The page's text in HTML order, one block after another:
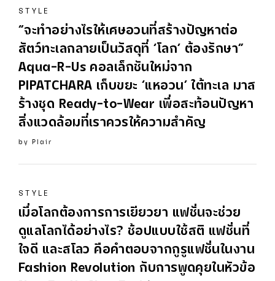
STYLE
“จะทําอย่างไรให้เศษอวนที่สร้างปัญหาต่อ
สัตว์ทะเลกลายเป็นวัสดุที่ ‘โลก’ ต้องรักษา”
Aqua-R-Us คอลเล็กชันใหม่จาก
PIPATCHARA เก็บขยะ ‘แหอวน’ ใต้ทะเล มาส
ร้างชุด Ready-to-Wear เพื่อสะท้อนปัญหา
สิ่งแวดล้อมที่เราควรให้ความสำคัญ
by Plair
STYLE
เมื่อโลกต้องการการเยียวยา แฟชั่นจะช่วย
ดูแลโลกได้อย่างไร? ช้อปแบบใช้สติ แฟชั่นที่
ใจดี และสโลว คือคำตอบจากกูรูแฟชั่นในงาน
Fashion Revolution กับการพูดคุยในหัวข้อ